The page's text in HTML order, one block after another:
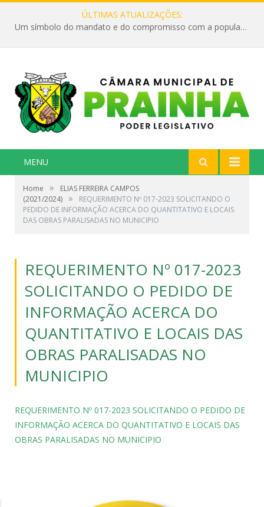
ÚLTIMAS ATUALIZAÇÕES:
Um símbolo do mandato e do compromisso com a população
MENU
Home »
ELIAS FERREIRA CAMPOS
(2021/2024) »
REQUERIMENTO Nº 017-2023 SOLICITANDO O
PEDIDO DE INFORMAÇÃO ACERCA DO QUANTITATIVO E LOCAIS
DAS OBRAS PARALISADAS NO MUNICIPIO
REQUERIMENTO Nº 017-2023
SOLICITANDO O PEDIDO DE
INFORMAÇÃO ACERCA DO
QUANTITATIVO E LOCAIS DAS
OBRAS PARALISADAS NO
MUNICIPIO
REQUERIMENTO Nº 017-2023 SOLICITANDO O PEDIDO DE
INFORMAÇÃO ACERCA DO QUANTITATIVO E LOCAIS DAS
OBRAS PARALISADAS NO MUNICIPIO